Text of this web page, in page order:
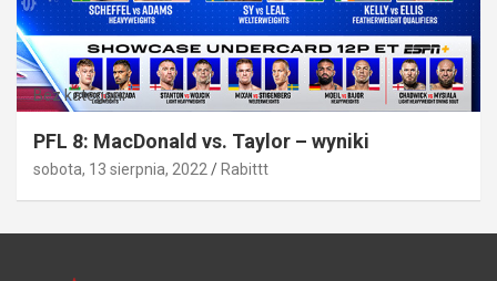
Bez kategorii
PFL 8: MacDonald vs. Taylor – wyniki
sobota, 13 sierpnia, 2022 Rabittt